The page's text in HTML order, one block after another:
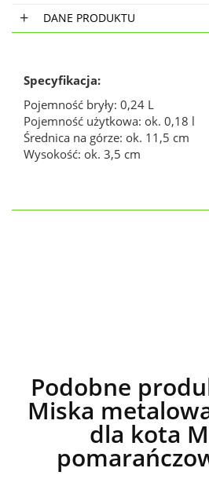
DANE PRODUKTU
Specyfikacja:
Pojemność bryły: 0,24 L
Pojemność użytkowa: ok. 0,18 l
Średnica na górze: ok. 11,5 cm
Wysokość: ok. 3,5 cm
Podobne
Miska
dla kota